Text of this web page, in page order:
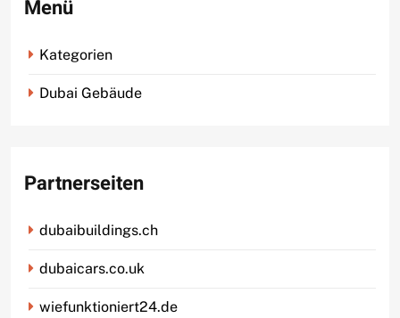
Menü
Kategorien
Dubai Gebäude
Partnerseiten
dubaibuildings.ch
dubaicars.co.uk
wiefunktioniert24.de